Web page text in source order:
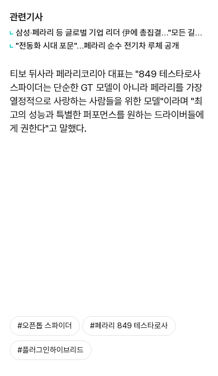
관련기사
삼성·페라리 등 글로벌 기업 리더 伊에 총집결…"모든 길은 로마로"
"전동화 시대 포문"…페라리 순수 전기차 루체 공개
티보 뒤사라 페라리코리아 대표는 "849 테스타로사
스파이더는 단순한 GT 모델이 아니라 페라리를 가장
열정적으로 사랑하는 사람들을 위한 모델"이라며 "최
고의 성능과 특별한 퍼포먼스를 원하는 드라이버들에
게 권한다"고 말했다.
#오픈톱 스파이더 #페라리 849 테스타로사
#플러그인하이브리드